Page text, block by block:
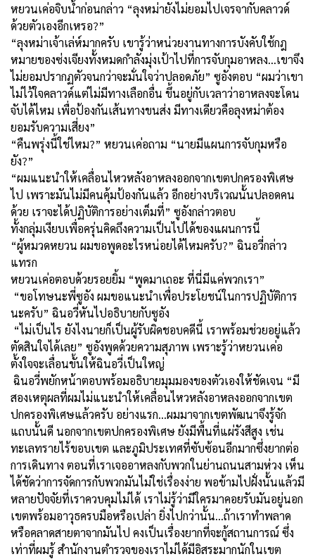
หยวนเค่อจิบน้ำก่อนกล่าว “ลุงหม่ายังไม่ยอมไปเจรจากับคลาวด์
ด้วยตัวเองอีกเหรอ?”
“ลุงหม่าเจ้าเล่ห์มากครับ เขารู้ว่าหน่วยงานทางการบังคับใช้กฎ
หมายของซ่งเจียงทั้งหมดกำลังมุ่งเป้าไปที่การจับกุมอาหลง...เขาจึง
ไม่ยอมปรากฏตัวจนกว่าจะมั่นใจว่าปลอดภัย” ซูอังตอบ “ผมว่าเขา
ไม่ไว้ใจคลาวด์แต่ไม่มีทางเลือกอื่น ขึ้นอยู่กับเวลาว่าอาหลงจะโดน
จับได้ไหม เพื่อป้องกันเส้นทางขนส่ง มีทางเดียวคือลุงหม่าต้อง
ยอมรับความเสี่ยง”
“คืนพรุ่งนี้ใช่ไหม?” หยวนเค่อถาม “นายมีแผนการจับกุมหรือ
ยัง?”
“ผมแนะนำให้เคลื่อนไหวหลังอาหลงออกจากเขตปกครองพิเศษ
ไป เพราะมันไม่มีคนคุ้มป้องกันแล้ว อีกอย่างบริเวณนั้นปลอดคน
ด้วย เราจะได้ปฏิบัติการอย่างเต็มที่” ซูอังกล่าวตอบ
ทั้งกลุ่มเงียบเพื่อครุ่นคิดถึงความเป็นไปได้ของแผนการนี้
“ผู้หมวดหยวน ผมขอพูดอะไรหน่อยได้ไหมครับ?” ฉินอวี่กล่าว
แทรก
หยวนเค่อตอบด้วยรอยยิ้ม “พูดมาเถอะ ที่นี่มีแค่พวกเรา”
“ขอโทษนะพี่ซูอัง ผมขอแนะนำเพื่อประโยชน์ในการปฏิบัติการ
นะครับ” ฉินอวี่หันไปอธิบายกับซูอัง
“ไม่เป็นไร ยังไงนายก็เป็นผู้รับผิดชอบคดีนี้ เราพร้อมช่วยอยู่แล้ว
ตัดสินใจได้เลย” ซูอังพูดด้วยความสุภาพ เพราะรู้ว่าหยวนเค่อ
ตั้งใจจะเลื่อนขั้นให้ฉินอวี่เป็นใหญ่
ฉินอวี่พยักหน้าตอบพร้อมอธิบายมุมมองของตัวเองให้ชัดเจน “มี
สองเหตุผลที่ผมไม่แนะนำให้เคลื่อนไหวหลังอาหลงออกจากเขต
ปกครองพิเศษแล้วครับ อย่างแรก...ผมมาจากเขตพัฒนาจึงรู้จัก
แถบนั้นดี นอกจากเขตปกครองพิเศษ ยังมีพื้นที่แผ่รังสีสูง เช่น
ทะเลทรายไร้ขอบเขต และภูมิประเทศที่ซับซ้อนอีกมากซึ่งยากต่อ
การเดินทาง ตอนที่เราเจออาหลงกับพวกในย่านถนนสามห่วง เห็น
ได้ชัดว่าการจัดการกับพวกมันไม่ใช่เรื่องง่าย พอข้ามไปฝั่งนั้นแล้วมี
หลายปัจจัยที่เราควบคุมไม่ได้ เราไม่รู้ว่ามีใครมาคอยรับมันอยู่นอก
เขตพร้อมอาวุธครบมือหรือเปล่า ยิ่งไปกว่านั้น...ถ้าเราทำพลาด
หรือคลาดสายตาจากมันไป คงเป็นเรื่องยากที่จะกู้สถานการณ์ ซึ่ง
เท่าที่ผมรู้ สำนักงานตำรวจของเราไม่ได้มีอิสระมากนักในเขต